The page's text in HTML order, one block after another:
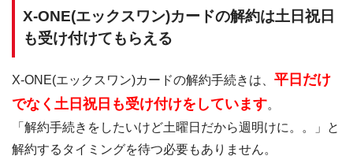
X-ONE(エックスワン)カードの解約は土日祝日
も受け付けてもらえる
X-ONE(エックスワン)カードの解約手続きは、 平日だけ
でなく土日祝日も受け付けをしています。
「解約手続きをしたいけど土曜日だから週明けに。。」と
解約するタイミングを待つ必要もありません。